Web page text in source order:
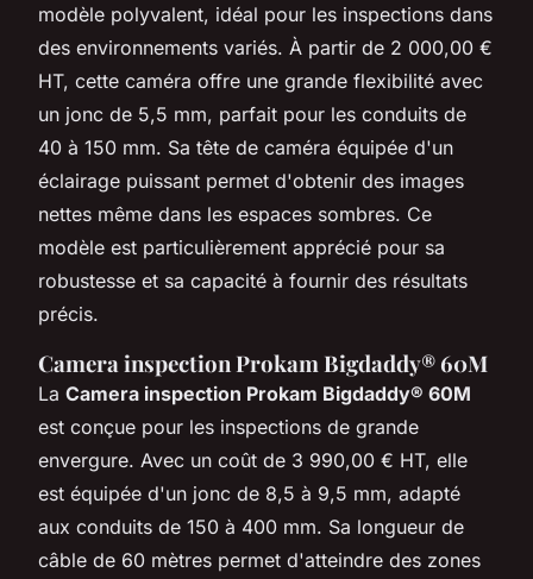
modèle polyvalent, idéal pour les inspections dans
des environnements variés. À partir de 2 000,00 €
HT, cette caméra offre une grande flexibilité avec
un jonc de 5,5 mm, parfait pour les conduits de
40 à 150 mm. Sa tête de caméra équipée d'un
éclairage puissant permet d'obtenir des images
nettes même dans les espaces sombres. Ce
modèle est particulièrement apprécié pour sa
robustesse et sa capacité à fournir des résultats
précis.
Camera inspection Prokam Bigdaddy® 60M
La Camera inspection Prokam Bigdaddy® 60M
est conçue pour les inspections de grande
envergure. Avec un coût de 3 990,00 € HT, elle
est équipée d'un jonc de 8,5 à 9,5 mm, adapté
aux conduits de 150 à 400 mm. Sa longueur de
câble de 60 mètres permet d'atteindre des zones